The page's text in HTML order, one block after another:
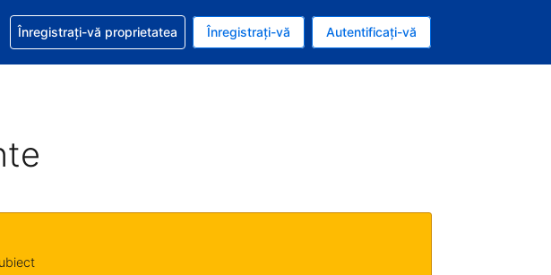
actuală este Dolar american
Limba actuală este Română
Primiți asistență cu privire la rezervarea dvs.
Înregistrați-vă proprietatea Înregistrați-vă Autentificați-vă